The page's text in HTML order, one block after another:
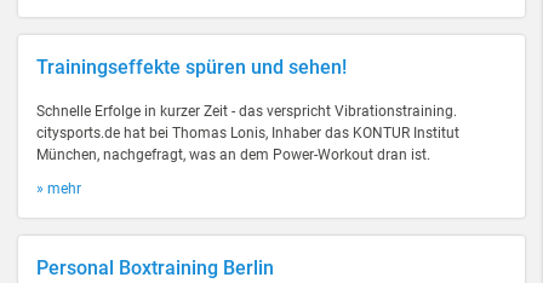
Trainingseffekte spüren und sehen!
Schnelle Erfolge in kurzer Zeit - das verspricht Vibrationstraining.
citysports.de hat bei Thomas Lonis, Inhaber das KONTUR Institut
München, nachgefragt, was an dem Power-Workout dran ist.
» mehr
Personal Boxtraining Berlin